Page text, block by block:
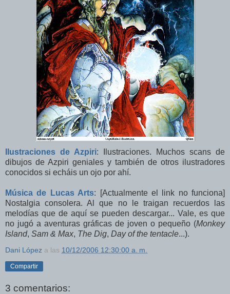
Ilustraciones de Azpiri: Ilustraciones. Muchos scans de
dibujos de Azpiri geniales y también de otros ilustradores
conocidos si echáis un ojo por ahí.
Música de Lucas Arts: [Actualmente el link no funciona]
Nostalgia consolera. Al que no le traigan recuerdos las
melodías que de aquí se pueden descargar... Vale, es que
no jugó a aventuras gráficas de joven o pequeño (Monkey
Island, Sam & Max, The Dig, Day of the tentacle...).
Dani López a las 10/12/2006 12:30:00 a. m.
Compartir
3 comentarios: